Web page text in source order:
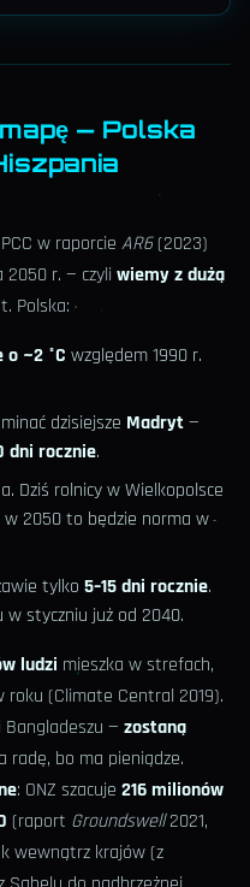
— Polska
w raporcie AR6(2023)
2050 r. — czyli wiemy z dużą
Polska:
~2 °C względem 1990 r.
dzisiejsze Madryt—
dni rocznie.
Dziś rolnicy w Wielkopolsce
2050 to będzie norma w
tylko 5–15 dni rocznie.
styczniu już od 2040.
ludzi mieszka w strefach,
(Climate Central 2019).
Bangladeszu — zostaną
radę, bo ma pieniądze.
: ONZ szacuje 216 milionów
(raport Groundswell2021,
wewnątrz krajów (z